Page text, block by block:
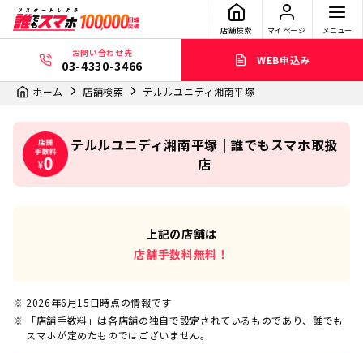
店舗検索 マイページ メニュー
お問い合わせ先
03-4330-3466 WEB申込み
ホーム 店舗検索 テルルユニディ湘南平塚
テルルユニディ湘南平塚 | 誰でもスマホ取扱
店
上記の店舗は
店舗手数料無料！
2026年6月15日時点の情報です
「店舗手数料」は各店舗の独自で設定されているものであり、誰でも
スマホが定めたものではございません。